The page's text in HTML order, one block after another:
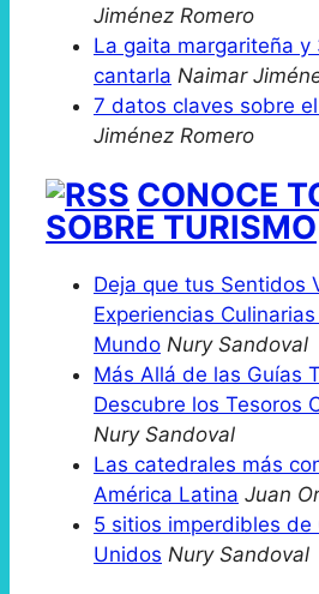
Jiménez Romero
La gaita margariteña y
cantarla Naimar
7 datos claves sobre
Jiménez Romero
CONOCE
SOBRE TURISMO
Deja que tus Sentidos
Experiencias
Mundo Nury Sandoval
Más Allá de las Guías
Descubre los Tesoros
Nury Sandoval
Las catedrales más
América Latina Juan
5 sitios imperdibles de
Unidos Nury Sandoval